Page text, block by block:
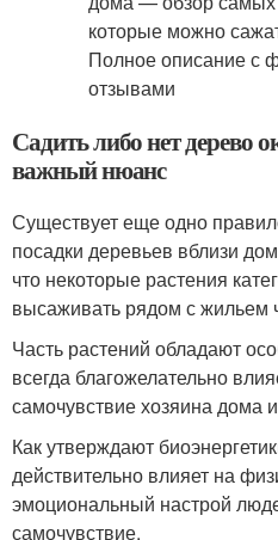
Садить либо нет дерево
важный нюанс
Существует еще одно
посадки деревьев вблизи
что некоторые растения
высаживать рядом с жильем
Часть растений обладают
всегда благожелательно
самочувствие хозяина дома
Как утверждают
действительно влияет на
эмоциональный настрой
самочувствие.